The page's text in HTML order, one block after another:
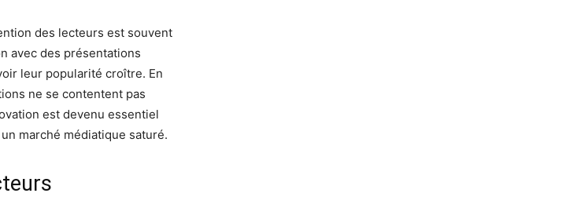
des lecteurs est souvent
avec des présentations
leur popularité croître. En
ne se contentent pas
est devenu essentiel
marché médiatique saturé.